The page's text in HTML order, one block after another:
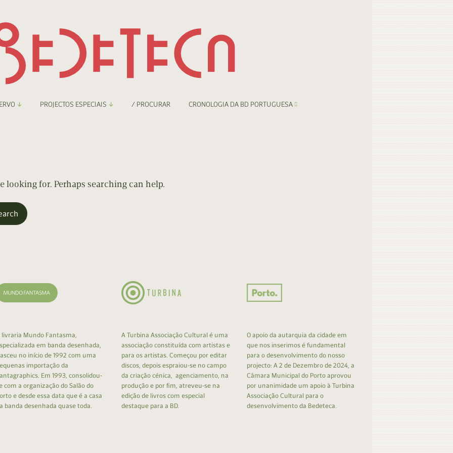
Digital
PROJECTOS ESPECIAIS / PROCURAR CRONOLOGIA DA BD PORTUGUESA
looking for. Perhaps searching can help.
livraria Mundo Fantasma,
em banda desenhada,
no início de 1992 com uma
importação da
Em 1993, consolidou-
com a organização do Salão do
e desde essa data que é a casa
banda desenhada quase toda.
A Turbina Associação Cultural é uma
associação constituída com artistas e
para os artistas. Começou por editar
discos, depois espraiou-se no campo
da criação cénica, agenciamento, na
produção e por fim, atreveu-se na
edição de livros com especial
destaque para a BD.
O apoio da autarquia da cidade em
que nos inserimos é fundamental
para o desenvolvimento do nosso
projecto: A 2 de Dezembro de 2024, a
Câmara Municipal do Porto aprovou
por unanimidade um apoio à Turbina
Associação Cultural para o
desenvolvimento da Bedeteca.